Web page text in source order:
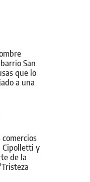
San
que lo
a una
comercios
Cipolletti y
de la